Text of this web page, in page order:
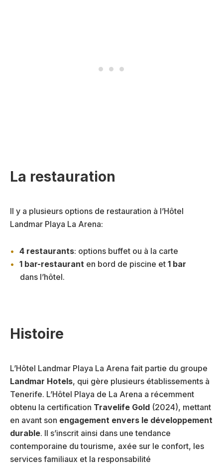
La restauration
Il y a plusieurs options de restauration à l’Hôtel
Landmar Playa La Arena:
4 restaurants: options buffet ou à la carte
1 bar-restaurant en bord de piscine et 1 bar
dans l’hôtel.
Histoire
L’Hôtel Landmar Playa La Arena fait partie du groupe
Landmar Hotels, qui gère plusieurs établissements à
Tenerife. L’Hôtel Playa de La Arena a récemment
obtenu la certification Travelife Gold (2024), mettant
en avant son engagement envers le développement
durable. Il s’inscrit ainsi dans une tendance
contemporaine du tourisme, axée sur le confort, les
services familiaux et la responsabilité